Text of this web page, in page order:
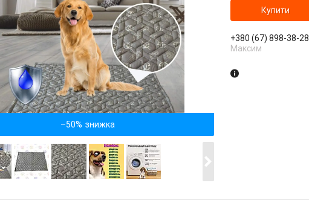
–50%
Купити
+380 (67) 898-38-28
Максим